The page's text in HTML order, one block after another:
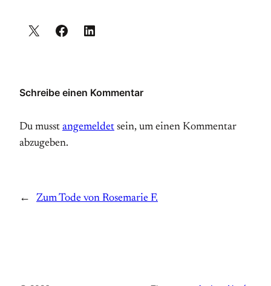
Schreibe einen Kommentar
Du musst angemeldet sein, um einen Kommentar
abzugeben.
← Zum Tode von Rosemarie F.